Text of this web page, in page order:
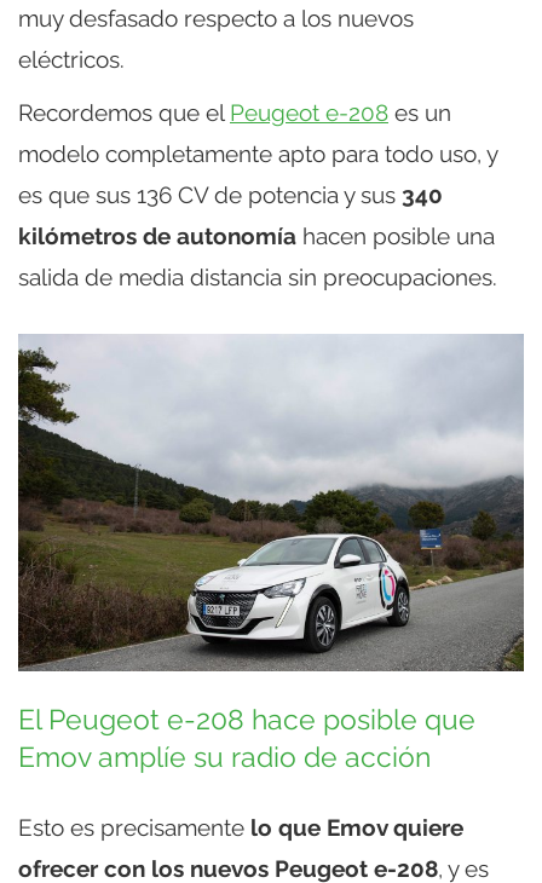
muy desfasado respecto a los nuevos
eléctricos.
Recordemos que el Peugeot e-208 es un
modelo completamente apto para todo uso, y
es que sus 136 CV de potencia y sus 340
kilómetros de autonomía hacen posible una
salida de media distancia sin preocupaciones.
El Peugeot e-208 hace posible que
Emov amplíe su radio de acción
Esto es precisamente lo que Emov quiere
ofrecer con los nuevos Peugeot e-208, y es